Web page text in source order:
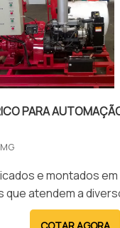
PARA
e montados
que atendem a